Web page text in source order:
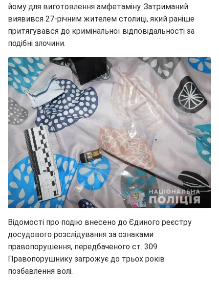
йому для виготовлення амфетаміну. Затриманий
виявився 27-річним жителем столиці, який раніше
притягувався до кримінальної відповідальності за
подібні злочини.
Відомості про подію внесено до Єдиного реєстру
досудового розслідування за ознаками
правопорушення, передбаченого ст. 309.
Правопорушнику загрожує до трьох років
позбавлення волі.